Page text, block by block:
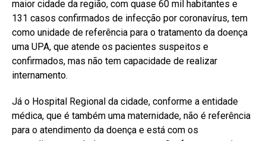
maior cidade da região, com quase 60 mil habitantes e
131 casos confirmados de infecção por coronavírus, tem
como unidade de referência para o tratamento da doença
uma UPA, que atende os pacientes suspeitos e
confirmados, mas não tem capacidade de realizar
internamento.
Já o Hospital Regional da cidade, conforme a entidade
médica, que é também uma maternidade, não é referência
para o atendimento da doença e está com os